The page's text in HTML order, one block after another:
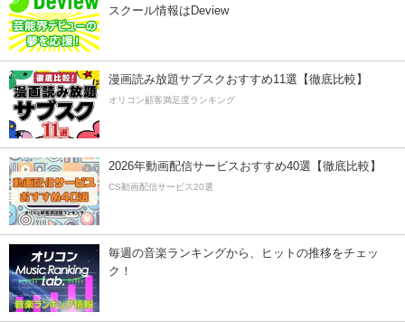
スクール情報はDeview
漫画読み放題サブスクおすすめ11選【徹底比較】
オリコン顧客満足度ランキング
2026年動画配信サービスおすすめ40選【徹底比較】
CS動画配信サービス20選
毎週の音楽ランキングから、ヒットの推移をチェッ
ク！